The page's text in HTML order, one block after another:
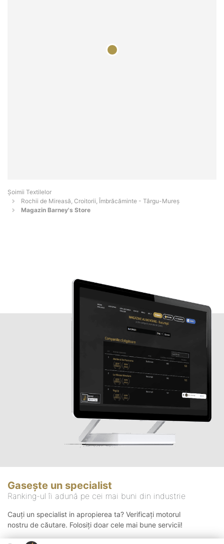
Șoimii Textilelor
Rochii de Mireasă, Croitorii, Îmbrăcăminte - Târgu-Mureş
Magazin Barney's Store
Gasește un specialist
Ranking-ul îi adună pe cei mai buni din industrie
Cauți un specialist in apropierea ta? Verificați motorul
nostru de căutare. Folosiți doar cele mai bune servicii!